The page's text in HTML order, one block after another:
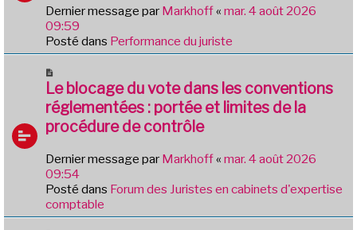
g
e
a
u
m
s
a
g
Dernier message par Markhoff« mar. 4 août 2026
09:59
Posté dans Performance du juriste
o
u
v
e
u
m
e
s
s
Le blocage du vote dans les conventions
réglementées : portée et limites de la
procédure de contrôle
Dernier message par Markhoff« mar. 4 août 2026
09:54
Posté dans Forum des Juristes en cabinets d'expertise
comptable